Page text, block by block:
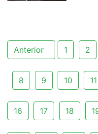
Anterior 1 2
8 9 10 11
16 17 18